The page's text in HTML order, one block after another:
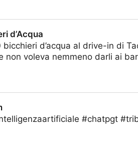
d’Acqua
d’acqua al drive-in di
non voleva nemmeno darli ai
#chatpgt